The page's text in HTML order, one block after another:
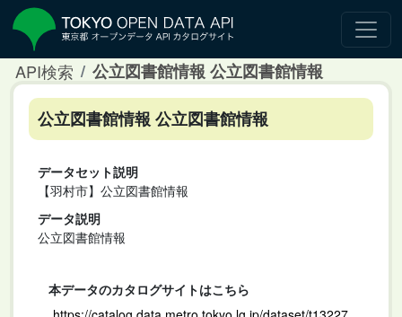
API検索 公立図書館情報 公立図書館情報
公立図書館情報 公立図書館情報
データセット説明
【羽村市】公立図書館情報
データ説明
公立図書館情報
本データのカタログサイトはこちら